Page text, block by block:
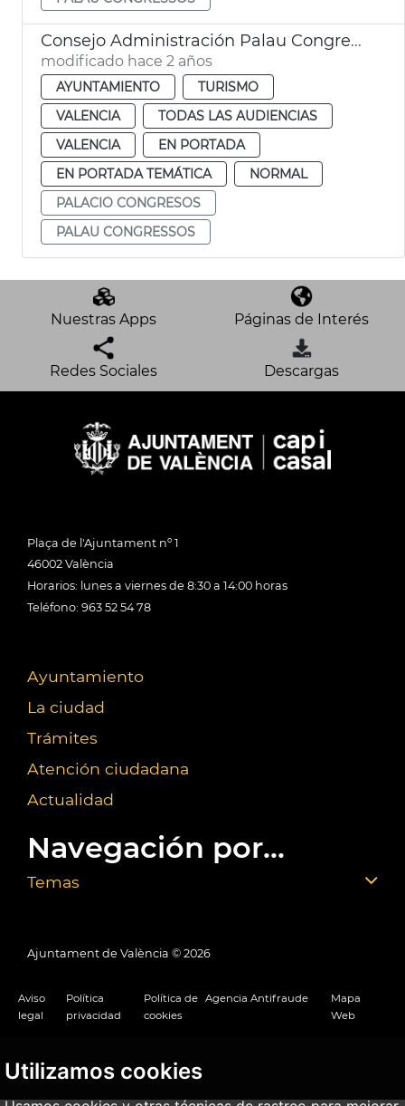
Utilizamos cookies
Consejo Administración Palau Congressos
modificado hace 2 años
AYUNTAMIENTO
TURISMO
VALENCIA
TODAS LAS AUDIENCIAS
VALENCIA
EN PORTADA
EN PORTADA TEMÁTICA
NORMAL
PALACIO CONGRESOS
PALAU CONGRESSOS
Nuestras Apps Páginas de Interés
Redes Sociales Descargas
Plaça de l'Ajuntament nº 1
46002 València
Horarios: lunes a viernes de 8:30 a 14:00 horas
Teléfono: 963 52 54 78
Ayuntamiento
La ciudad
Trámites
Atención ciudadana
Actualidad
Navegación por...
Temas
Ajuntament de València © 2026
Aviso
legal
Política
privacidad
Política de
cookies
Agencia Antifraude
Mapa
Web